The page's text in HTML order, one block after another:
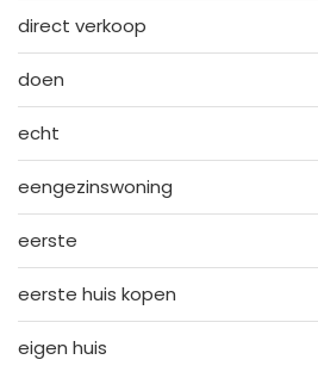
direct verkoop
doen
echt
eengezinswoning
eerste
eerste huis kopen
eigen huis